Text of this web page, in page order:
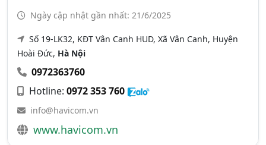
Ngày cập nhật gần nhất: 21/6/2025
Số 19-LK32, KĐT Vân Canh HUD, Xã Vân Canh, Huyện
Hoài Đức, Hà Nội
0972363760
Hotline: 0972 353 760
info@havicom.vn
www.havicom.vn